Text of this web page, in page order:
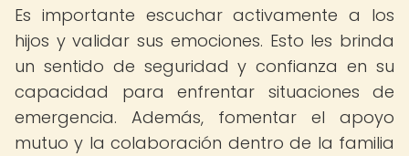
Es importante escuchar activamente a los
hijos y validar sus emociones. Esto les brinda
un sentido de seguridad y confianza en su
capacidad para enfrentar situaciones de
emergencia. Además, fomentar el apoyo
mutuo y la colaboración dentro de la familia